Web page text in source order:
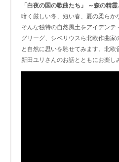
「白夜の国の歌曲たち」 ～森の精
暗く厳しい冬、短い春、夏の柔ら
そんな独特の自然風土をアイデンテ
グリーグ、シベリウスら北欧作曲
と自然に思いを馳せてみます。北
新田ユリさんのお話とともにお楽し